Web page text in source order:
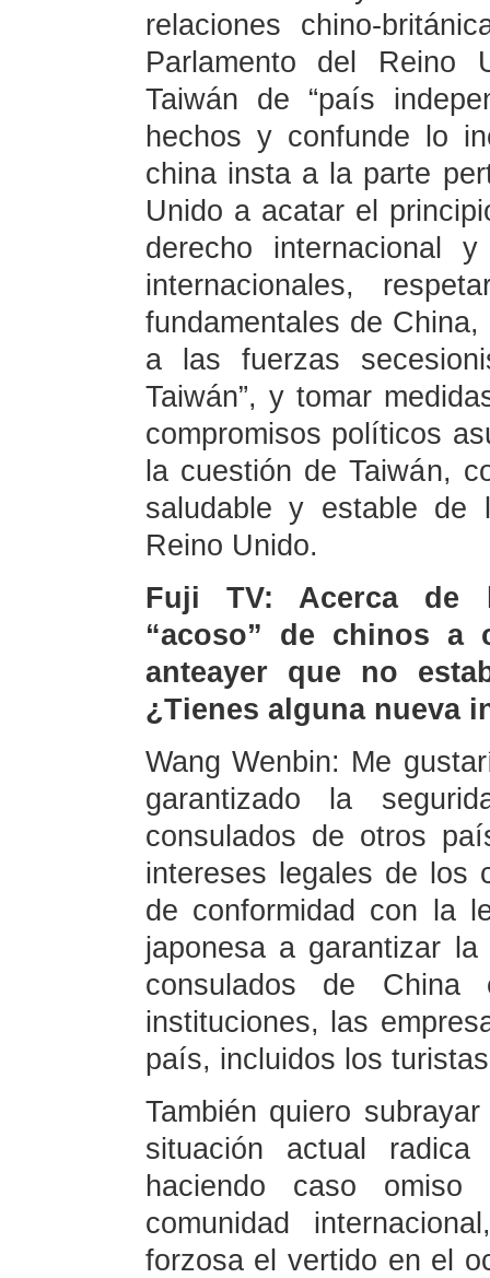
relaciones chino-
Parlamento del Reino
Taiwán de “país
hechos y confunde lo
china insta a la parte
Unido a acatar el
derecho internacional
internacionales,
fundamentales de
a las fuerzas
Taiwán”, y tomar
compromisos políticos
la cuestión de Taiwán,
saludable y estable de
Reino Unido.
Fuji TV: Acerca de
“acoso” de chinos a
anteayer que no
¿Tienes alguna nueva
Wang Wenbin: Me
garantizado la
consulados de otros
intereses legales de los
de conformidad con la
japonesa a garantizar
consulados de
instituciones, las
país, incluidos los
También quiero
situación actual
haciendo caso
comunidad
forzosa el vertido en el